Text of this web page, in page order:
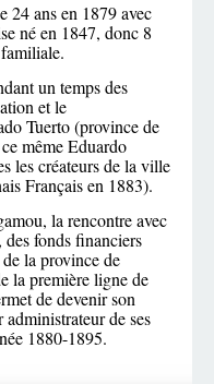
24 ans en 1879 avec
né en 1847, donc 8
un temps des
et le
Tuerto (province de
même Eduardo
les créateurs de la ville
Français en 1883).
la rencontre avec
fonds financiers
la province de
la première ligne de
de devenir son
de ses
1880-1895.